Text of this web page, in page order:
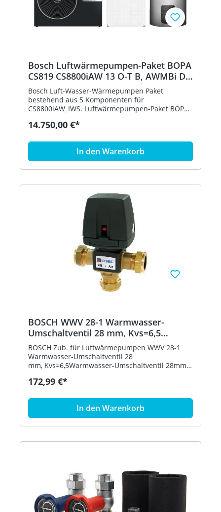
Bosch Luftwärmepumpen-Paket BOPA
CS819 CS8800iAW 13 O-T B, AWMBi D,
WH 290 7739625468
Bosch Luft-Wasser-Wärmepumpen Paket
bestehend aus 5 Komponenten für
CS8800iAW_IWS. Luftwärmepumpen-Paket BOPA
bestehend aus:· BOSCH Mono-Außeneinheit
1050x1350x540, Bestell-Nr.: 7724002139 · BOSCH
Monoblock-Inneneinheit AMBi D, CS8800
Baureihe, Inneneinh. mit Puffer, Bestell-Nr.:
7724001335 · BOSCH Wärmepumpenspei. STORA
Warmwasserspeicher SF4, Speicherfühler ohne
Befestigungsset, Bestell-Nr.: 7735502290 · BOSCH
Installationszubehör HPF 1", Schlammabscheider
1", Bestell-Nr.: 7738347004
14.750,00 €*
In den Warenkorb
BOSCH WWV 28-1 Warmwasser-
Umschaltventil 28 mm, Kvs=6,5
8738201411
BOSCH Zub. für Luftwärmepumpen WWV 28-1
Warmwasser-Umschaltventil 28
mm, Kvs=6,5Warmwasser-Umschaltventil 28mm,
wendung bei CS3400iAWS, NKS-1 und Supraeco T
Umschaltventil (VC0) bei Anwendung eines
Pufferspeichers im Sys- tem, Tronic Heat 3500 als
WW-Umschalt- ventil Hersteller: Bosch
Thermotechnik GmbH Typ: WWV28-1 Bestell-Nr.:
172,99 €*
In den Warenkorb